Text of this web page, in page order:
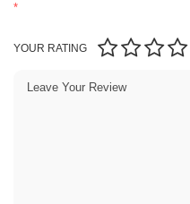
*
YOUR RATING